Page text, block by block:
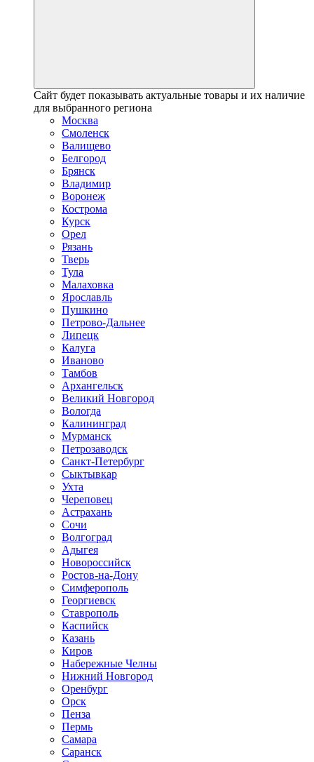
Сайт будет показывать актуальные товары и их наличие
для выбранного региона
Москва
Смоленск
Валищево
Белгород
Брянск
Владимир
Воронеж
Кострома
Курск
Орел
Рязань
Тверь
Тула
Малаховка
Ярославль
Пушкино
Петрово-Дальнее
Липецк
Калуга
Иваново
Тамбов
Архангельск
Великий Новгород
Вологда
Калининград
Мурманск
Петрозаводск
Санкт-Петербург
Сыктывкар
Ухта
Череповец
Астрахань
Сочи
Волгоград
Адыгея
Новороссийск
Ростов-на-Дону
Симферополь
Георгиевск
Ставрополь
Каспийск
Казань
Киров
Набережные Челны
Нижний Новгород
Оренбург
Орск
Пенза
Пермь
Самара
Саранск